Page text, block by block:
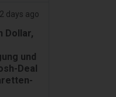
2 days ago
Dollar,
und
Deal